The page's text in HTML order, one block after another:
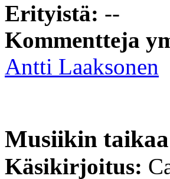
Erityistä: --
Kommentteja
Antti Laaksonen
Musiikin taikaa
Käsikirjoitus: